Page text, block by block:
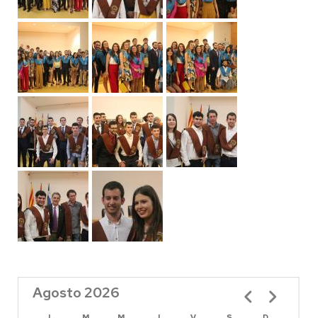
Agosto 2026 Paginación